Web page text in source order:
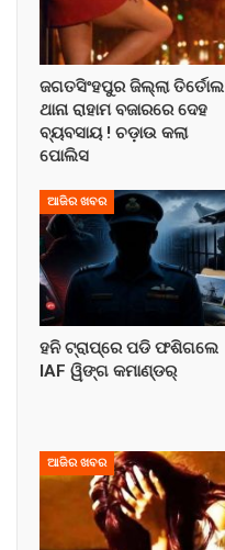
ଜଗତସିଂହପୁର ଜିଲ୍ଲା ତିର୍ତୋଲ
ଥାନା ରାହାମ ବଜାରରେ ଦେହ
ବ୍ୟବସାୟ ! ଚଡ଼ାଉ କଲା
ପୋଲିସ
ଆଜିର ଖବର
ହନି ଟ୍ରାପ୍‌ରେ ପଡି ଫଶିଗଲେ
IAF ୱିଙ୍ଗ କମାଣ୍ଡର୍
ଆଜିର ଖବର